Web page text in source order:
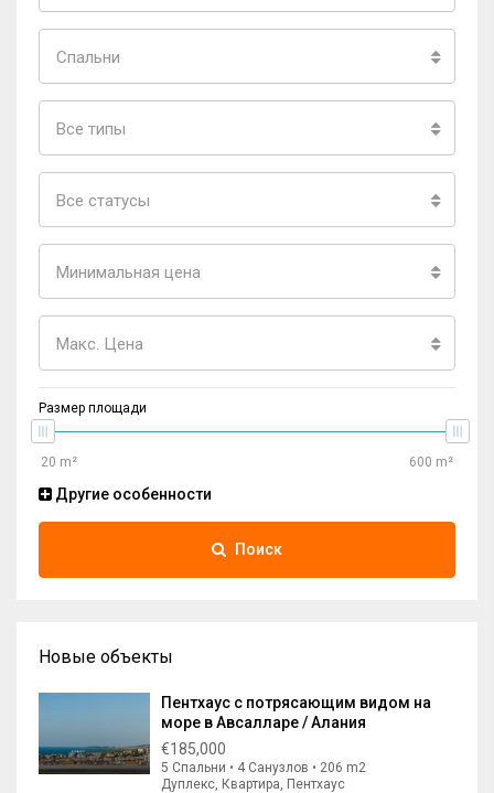
Спальни
Все типы
Все статусы
Минимальная цена
Макс. Цена
Размер площади
Другие особенности
Поиск
Новые объекты
Пентхаус с потрясающим видом на
море в Авсалларе / Алания
€185,000
5 Спальни • 4 Санузлов • 206 m2
Дуплекс, Квартира, Пентхаус